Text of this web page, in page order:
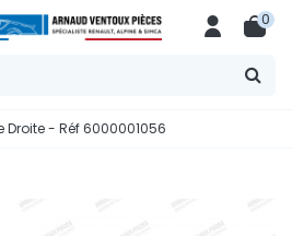
0
- Réf 6000001056